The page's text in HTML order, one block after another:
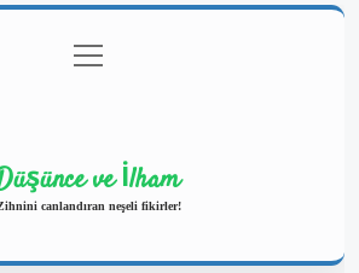
Gizlilik Politikası
menüyü
aç
ve İlham
canlandıran neşeli fikirler!